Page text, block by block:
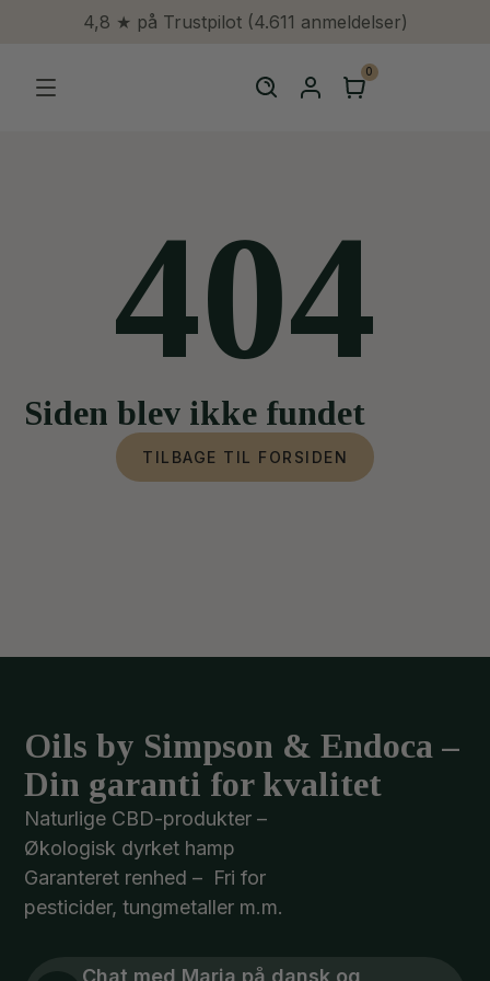
4,8 ★ på Trustpilot (4.611 anmeldelser)
0
404
Siden blev ikke fundet
TILBAGE TIL FORSIDEN
Oils by Simpson & Endoca –
Din garanti for kvalitet
Naturlige CBD-produkter –
Økologisk dyrket hamp
Garanteret renhed – Fri for
pesticider, tungmetaller m.m.
Chat med Maria på dansk og